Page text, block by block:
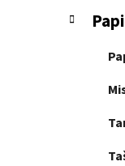
B
Preskočiť
kategórie
K
a